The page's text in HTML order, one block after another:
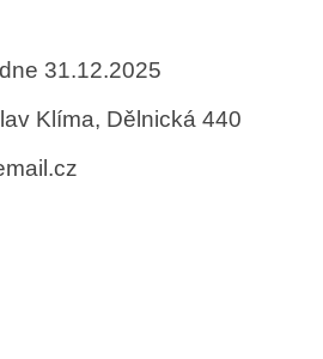
31.12.2025
Klíma, Dělnická 440